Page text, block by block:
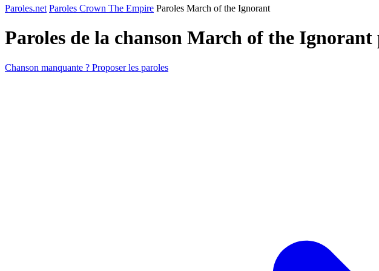
Paroles.net Paroles Crown The Empire Paroles March of the Ignorant
Paroles de la chanson March of the Ignorant
Chanson manquante ? Proposer les paroles